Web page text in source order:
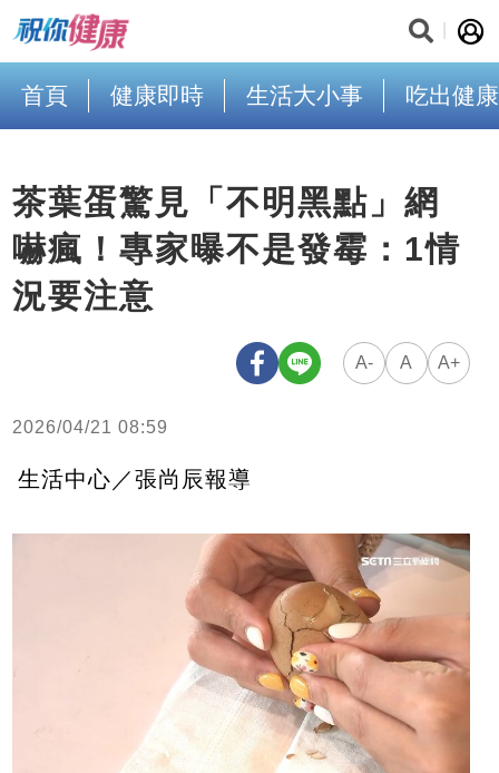
首頁 健康即時 生活大小事 吃出健康
茶葉蛋驚見「不明黑點」網
嚇瘋！專家曝不是發霉：1情
況要注意
A- A A+
2026/04/21 08:59
生活中心／張尚辰報導